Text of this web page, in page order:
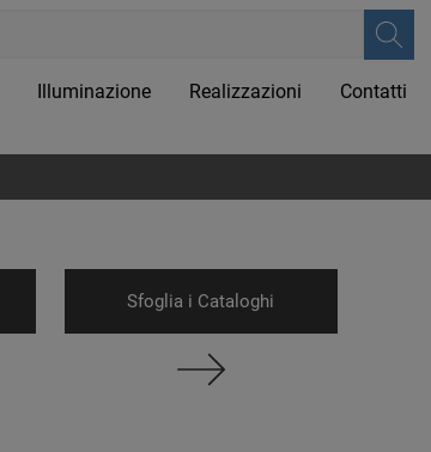
Illuminazione Realizzazioni Contatti
Sfoglia i Cataloghi